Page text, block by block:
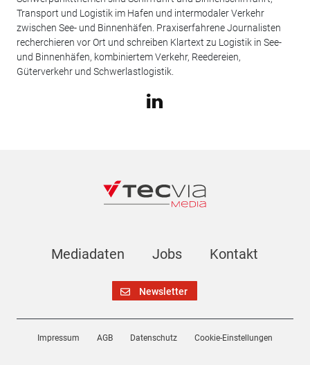
Transport und Logistik im Hafen und intermodaler Verkehr
zwischen See- und Binnenhäfen. Praxiserfahrene Journalisten
recherchieren vor Ort und schreiben Klartext zu Logistik in See-
und Binnenhäfen, kombiniertem Verkehr, Reedereien,
Güterverkehr und Schwerlastlogistik.
Mediadaten Jobs Kontakt
Newsletter
Impressum AGB Datenschutz Cookie-Einstellungen